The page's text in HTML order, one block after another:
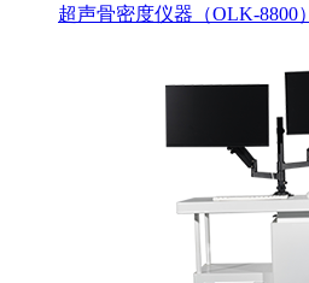
超声骨密度仪器（OLK-8800）